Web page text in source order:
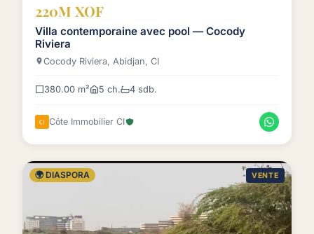
220M XOF
Villa contemporaine avec pool — Cocody
Riviera
Cocody Riviera, Abidjan, CI
380.00 m² 5 ch. 4 sdb.
Côte Immobilier CI
🌍 DIASPORA VENTE